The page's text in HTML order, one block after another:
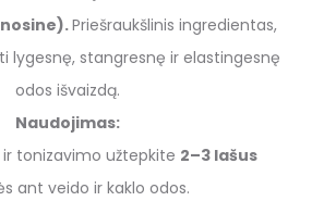
Priešraukšlinis ingredientas,
lygesnę, stangresnę ir elastingesnę
odos išvaizdą.
Naudojimas:
tonizavimo užtepkite 2–3 lašus
ant veido ir kaklo odos.